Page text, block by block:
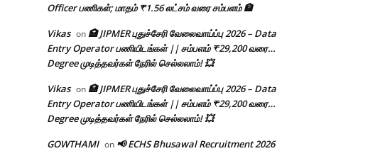
Officer பணிகள்; மாதம் ₹1.56 லட்சம் வரை சம்பளம் 🏦
Vikas on🏥 JIPMER புதுச்சேரி வேலைவாய்ப்பு 2026 – Data
Entry Operator பணியிடங்கள் || சம்பளம் ₹29,200 வரை…
Degree முடித்தவர்கள் நேரில் செல்லலாம்! 💥
Vikas on🏥 JIPMER புதுச்சேரி வேலைவாய்ப்பு 2026 – Data
Entry Operator பணியிடங்கள் || சம்பளம் ₹29,200 வரை…
Degree முடித்தவர்கள் நேரில் செல்லலாம்! 💥
GOWTHAMI on 📢 ECHS Bhusawal Recruitment 2026